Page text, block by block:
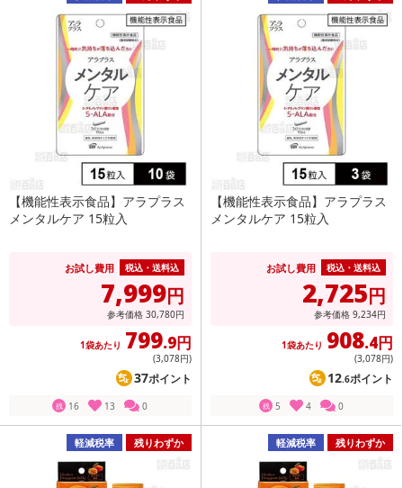
【機能性表示食品】アラプラス
メンタルケア 15粒入
お試し費用 税込・送料込
7,999円
参考価格 30,780円
1袋あたり 799.9円
(3,078円)
37ポイント
残 16 13 0
【機能性表示食品】アラプラス
メンタルケア 15粒入
お試し費用 税込・送料込
2,725円
参考価格 9,234円
1袋あたり 908.4円
(3,078円)
12.6ポイント
残 5 4 0
軽減税率 残りわずか 軽減税率 残りわずか